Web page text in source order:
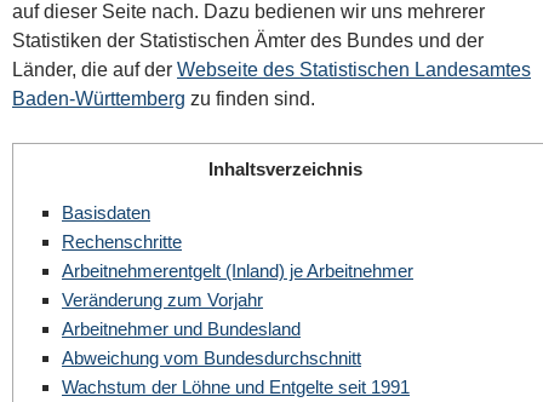
auf dieser Seite nach. Dazu bedienen wir uns mehrerer
Statistiken der Statistischen Ämter des Bundes und der
Länder, die auf der Webseite des Statistischen Landesamtes
Baden-Württemberg zu finden sind.
Inhaltsverzeichnis
Basisdaten
Rechenschritte
Arbeitnehmerentgelt (Inland) je Arbeitnehmer
Veränderung zum Vorjahr
Arbeitnehmer und Bundesland
Abweichung vom Bundesdurchschnitt
Wachstum der Löhne und Entgelte seit 1991